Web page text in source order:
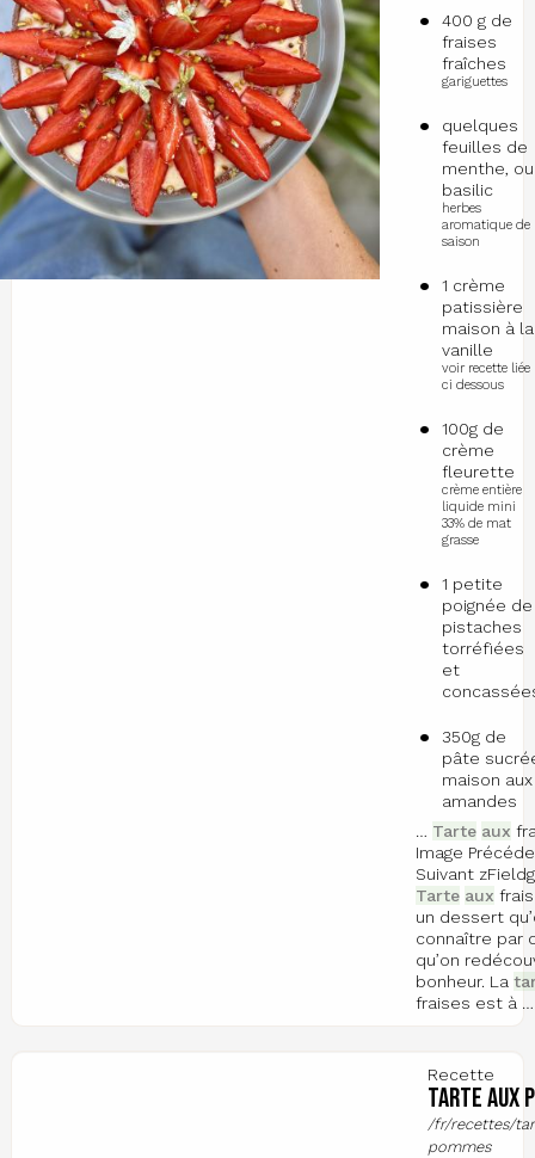
400 g de
fraises
fraîches
gariguettes
quelques
feuilles de
menthe, ou
basilic
herbes
aromatique de
saison
1 crème
patissière
maison à la
vanille
voir recette liée
ci dessous
100g de
crème
fleurette
crème entière
liquide mini
33% de mat
grasse
1 petite
poignée de
pistaches
torréfiées
et
350g de
pâte
maison aux
amandes
… Tarte aux
Image
Suivant
Tarte aux
un dessert
connaître par
qu’on
bonheur. La
fraises est à …
Recette
Tarte aux
/fr/recettes/
pommes